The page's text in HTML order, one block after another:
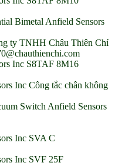
Bimetal Anfield Sensors
ty TNHH Châu Thiên Chí
Inc S8TAF 8M16
Inc Công tắc chân không
Switch Anfield Sensors
Inc SVA C
Inc SVF 25F